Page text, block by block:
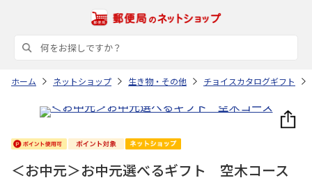
ホーム ネットショップ 生き物・その他 チョイスカタログギフト
＜お中元＞お中元選べるギフト 空木コース